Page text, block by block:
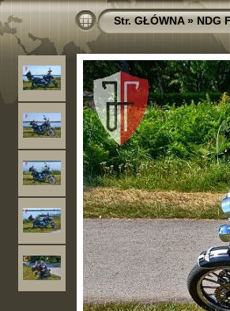
Str. GŁÓWNA»NDG